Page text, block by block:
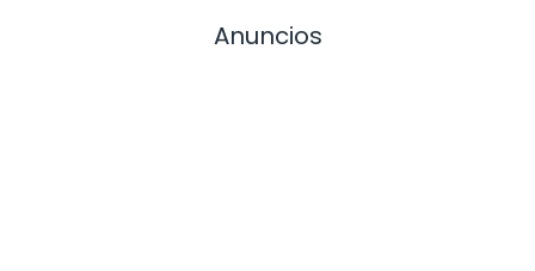
Anuncios